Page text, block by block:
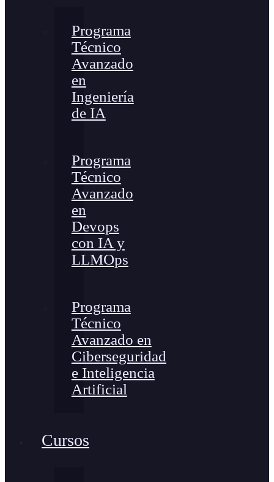
Programa
Técnico
Avanzado
en
Ingeniería
de IA
Programa
Técnico
Avanzado
en
Devops
con IA y
LLMOps
Programa
Técnico
Avanzado en
Ciberseguridad
e Inteligencia
Artificial
Cursos